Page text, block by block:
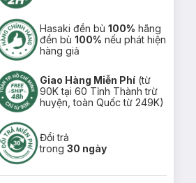
Hasaki đền bù100% hãng
đền bù100% nếu phát hiện
hàng giả
Giao Hàng Miễn Phí (từ
90K tại 60 Tỉnh Thành trừ
huyện, toàn Quốc từ 249K)
Đổi trả
trong30 ngày